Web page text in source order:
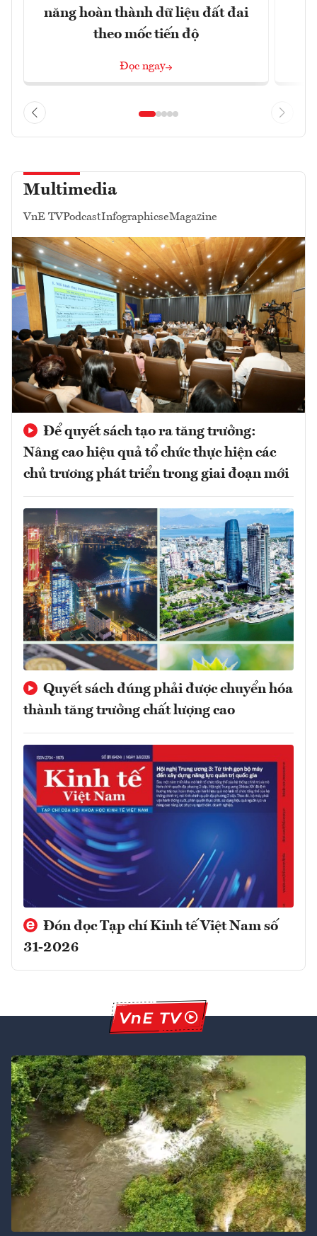
năng hoàn thành dữ liệu đất đai
theo mốc tiến độ
Đọc ngay
Multimedia
VnE TVPodcastInfographicseMagazine
Để quyết sách tạo ra tăng trưởng:
Nâng cao hiệu quả tổ chức thực hiện các
chủ trương phát triển trong giai đoạn mới
Quyết sách đúng phải được chuyển hóa
thành tăng trưởng chất lượng cao
Đón đọc Tạp chí Kinh tế Việt Nam số
31-2026